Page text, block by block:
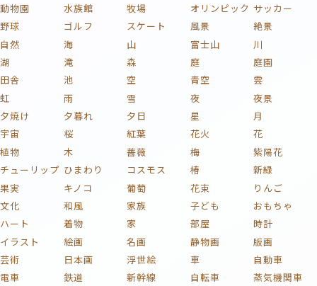
動物園
水族館 牧場 オリンピック サッカー
野球
ゴルフ スケート 風景
絶景
自然
海 山 富士山
川
湖
滝 森 庭
庭園
田舎
池 空 青空
雲
虹
雨 雪 夜
夜景
夕焼け
夕暮れ 夕日 星
月
宇宙
桜 紅葉 花火
花
植物
木 薔薇 梅
紫陽花
チューリップ ひまわり コスモス 椿
新緑
果実
キノコ 葡萄 花束
りんご
文化
和風 家族 子ども
おもちゃ
ハート
着物 家 部屋
時計
イラスト
絵画 名画 静物画
版画
芸術
日本画 浮世絵 車
自動車
電車
鉄道 新幹線 自転車
蒸気機関車